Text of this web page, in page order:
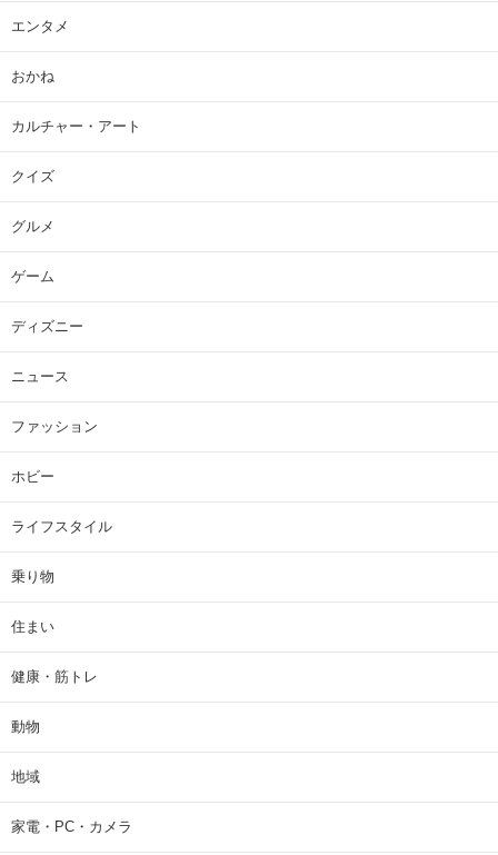
エンタメ
おかね
カルチャー・アート
クイズ
グルメ
ゲーム
ディズニー
ニュース
ファッション
ホビー
ライフスタイル
乗り物
住まい
健康・筋トレ
動物
地域
家電・PC・カメラ